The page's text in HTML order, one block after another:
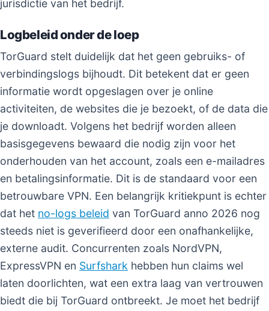
jurisdictie van het bedrijf.
Logbeleid onder de loep
TorGuard stelt duidelijk dat het geen gebruiks- of
verbindingslogs bijhoudt. Dit betekent dat er geen
informatie wordt opgeslagen over je online
activiteiten, de websites die je bezoekt, of de data die
je downloadt. Volgens het bedrijf worden alleen
basisgegevens bewaard die nodig zijn voor het
onderhouden van het account, zoals een e-mailadres
en betalingsinformatie. Dit is de standaard voor een
betrouwbare VPN. Een belangrijk kritiekpunt is echter
dat het no-logs beleid van TorGuard anno 2026 nog
steeds niet is geverifieerd door een onafhankelijke,
externe audit. Concurrenten zoals NordVPN,
ExpressVPN en Surfshark hebben hun claims wel
laten doorlichten, wat een extra laag van vertrouwen
biedt die bij TorGuard ontbreekt. Je moet het bedrijf